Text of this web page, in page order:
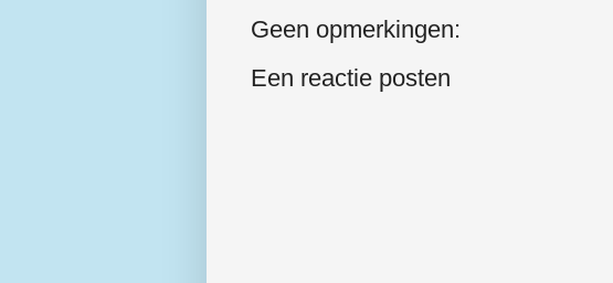
Geen opmerkingen:
Een reactie posten